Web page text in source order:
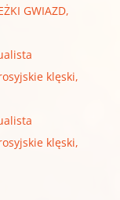
GWIAZD,
klęski,
klęski,